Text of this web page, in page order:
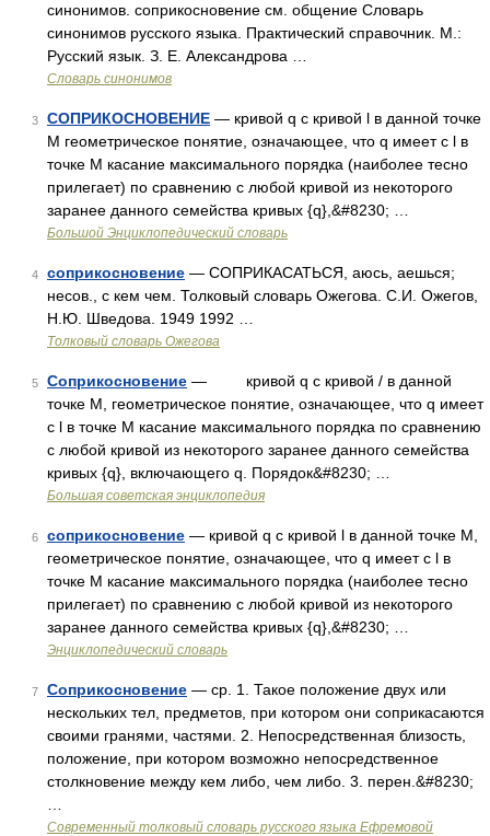
синонимов. соприкосновение см. общение Словарь
синонимов русского языка. Практический справочник. М.:
Русский язык. З. Е. Александрова …
Словарь синонимов
3 СОПРИКОСНОВЕНИЕ — кривой q с кривой l в данной точке
M геометрическое понятие, означающее, что q имеет с l в
точке M касание максимального порядка (наиболее тесно
прилегает) по сравнению с любой кривой из некоторого
заранее данного семейства кривых {q},&#8230; …
Большой Энциклопедический словарь
4 соприкосновение — СОПРИКАСАТЬСЯ, аюсь, аешься;
несов., с кем чем. Толковый словарь Ожегова. С.И. Ожегов,
Н.Ю. Шведова. 1949 1992 …
Толковый словарь Ожегова
5 Соприкосновение — кривой q с кривой / в данной
точке М, геометрическое понятие, означающее, что q имеет
с l в точке М касание максимального порядка по сравнению
с любой кривой из некоторого заранее данного семейства
кривых {q}, включающего q. Порядок&#8230; …
Большая советская энциклопедия
6 соприкосновение — кривой q с кривой l в данной точке M,
геометрическое понятие, означающее, что q имеет с l в
точке M касание максимального порядка (наиболее тесно
прилегает) по сравнению с любой кривой из некоторого
заранее данного семейства кривых {q},&#8230; …
Энциклопедический словарь
7 Соприкосновение — ср. 1. Такое положение двух или
нескольких тел, предметов, при котором они соприкасаются
своими гранями, частями. 2. Непосредственная близость,
положение, при котором возможно непосредственное
столкновение между кем либо, чем либо. 3. перен.&#8230;
Современный толковый словарь русского языка Ефремовой